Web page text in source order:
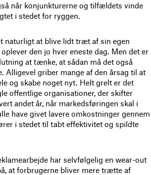
når konjunkturerne og tilfældets vinde
i stedet for ryggen.
naturligt at blive lidt træt af sin egen
den jo hver eneste dag. Men det er
at tænke, at sådan må det også
Alligevel griber mange af den årsag til at
og skabe noget nyt. Helt grelt er det
offentlige organisationer, der skifter
andet år, når markedsføringen skal i
have givet lavere omkostninger gennem
i stedet til tabt effektivitet og spildte
har selvfølgelig en wear-out
at forbrugerne bliver mere trætte af